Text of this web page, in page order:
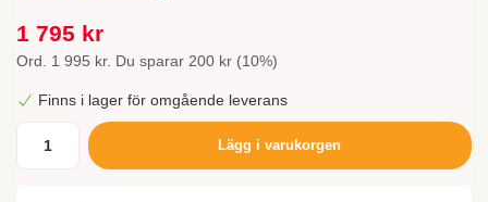
1 795 kr
Ord. 1 995 kr. Du sparar 200 kr (10%)
Finns i lager för omgående leverans
Lägg i varukorgen